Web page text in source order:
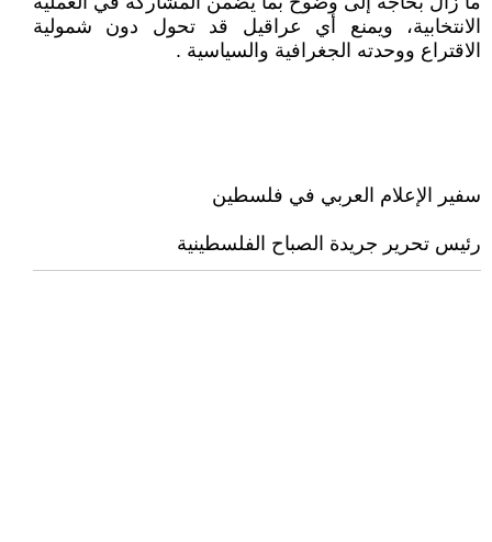
الانتخابية، ويمنع أي عراقيل قد تحول دون شمولية
الاقتراع ووحدته الجغرافية والسياسية .
سفير الإعلام العربي في فلسطين
رئيس تحرير جريدة الصباح الفلسطينية